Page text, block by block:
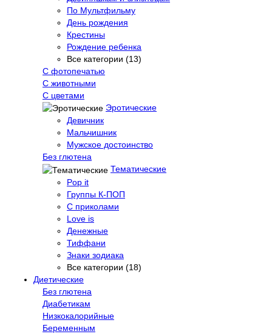
По Мультфильму
День рождения
Крестины
Рождение ребенка
Все категории (13)
С фотопечатью
C животными
С цветами
Эротические
Девичник
Мальчишник
Мужское достоинство
Без глютена
Тематические
Pop it
Группы К-ПОП
С приколами
Love is
Денежные
Тиффани
Знаки зодиака
Все категории (18)
Диетические
Без глютена
Диабетикам
Низкокалорийные
Беременным